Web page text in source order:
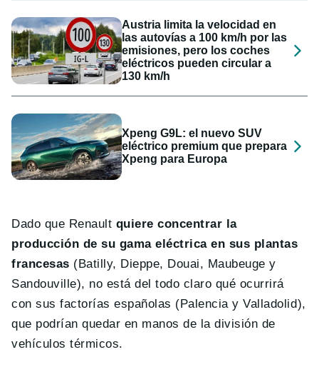
Austria limita la velocidad en
las autovías a 100 km/h por las
emisiones, pero los coches
eléctricos pueden circular a
130 km/h
Xpeng G9L: el nuevo SUV
eléctrico premium que prepara
Xpeng para Europa
Dado que Renault quiere concentrar la
producción de su gama eléctrica en sus plantas
francesas (Batilly, Dieppe, Douai, Maubeuge y
Sandouville), no está del todo claro qué ocurrirá
con sus factorías españolas (Palencia y Valladolid),
que podrían quedar en manos de la división de
vehículos térmicos.